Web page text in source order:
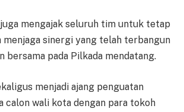
mengajak seluruh tim untuk tetap
menjaga sinergi yang telah terbangun
bersama pada Pilkada mendatang.
menjadi ajang penguatan
calon wali kota dengan para tokoh